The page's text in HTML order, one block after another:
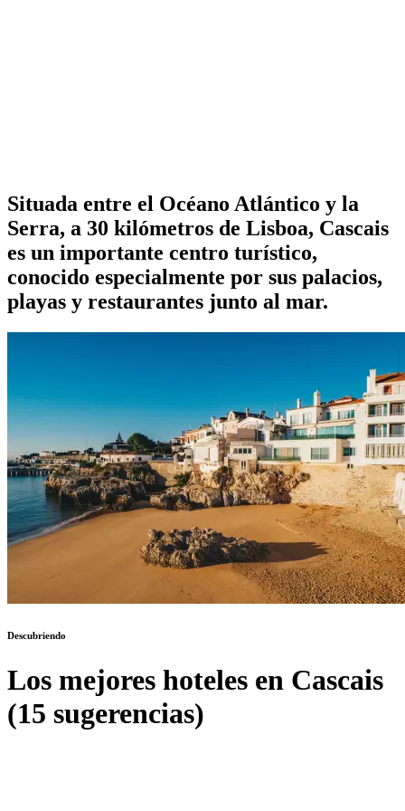
Situada entre el Océano Atlántico y la
Serra, a 30 kilómetros de Lisboa, Cascais
es un importante centro turístico,
conocido especialmente por sus palacios,
playas y restaurantes junto al mar.
Descubriendo
Los mejores hoteles en Cascais
(15 sugerencias)